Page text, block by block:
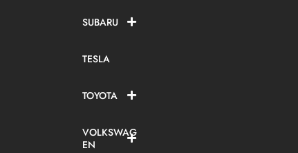
SUBARU
TESLA
TOYOTA
VOLKSWAG
EN